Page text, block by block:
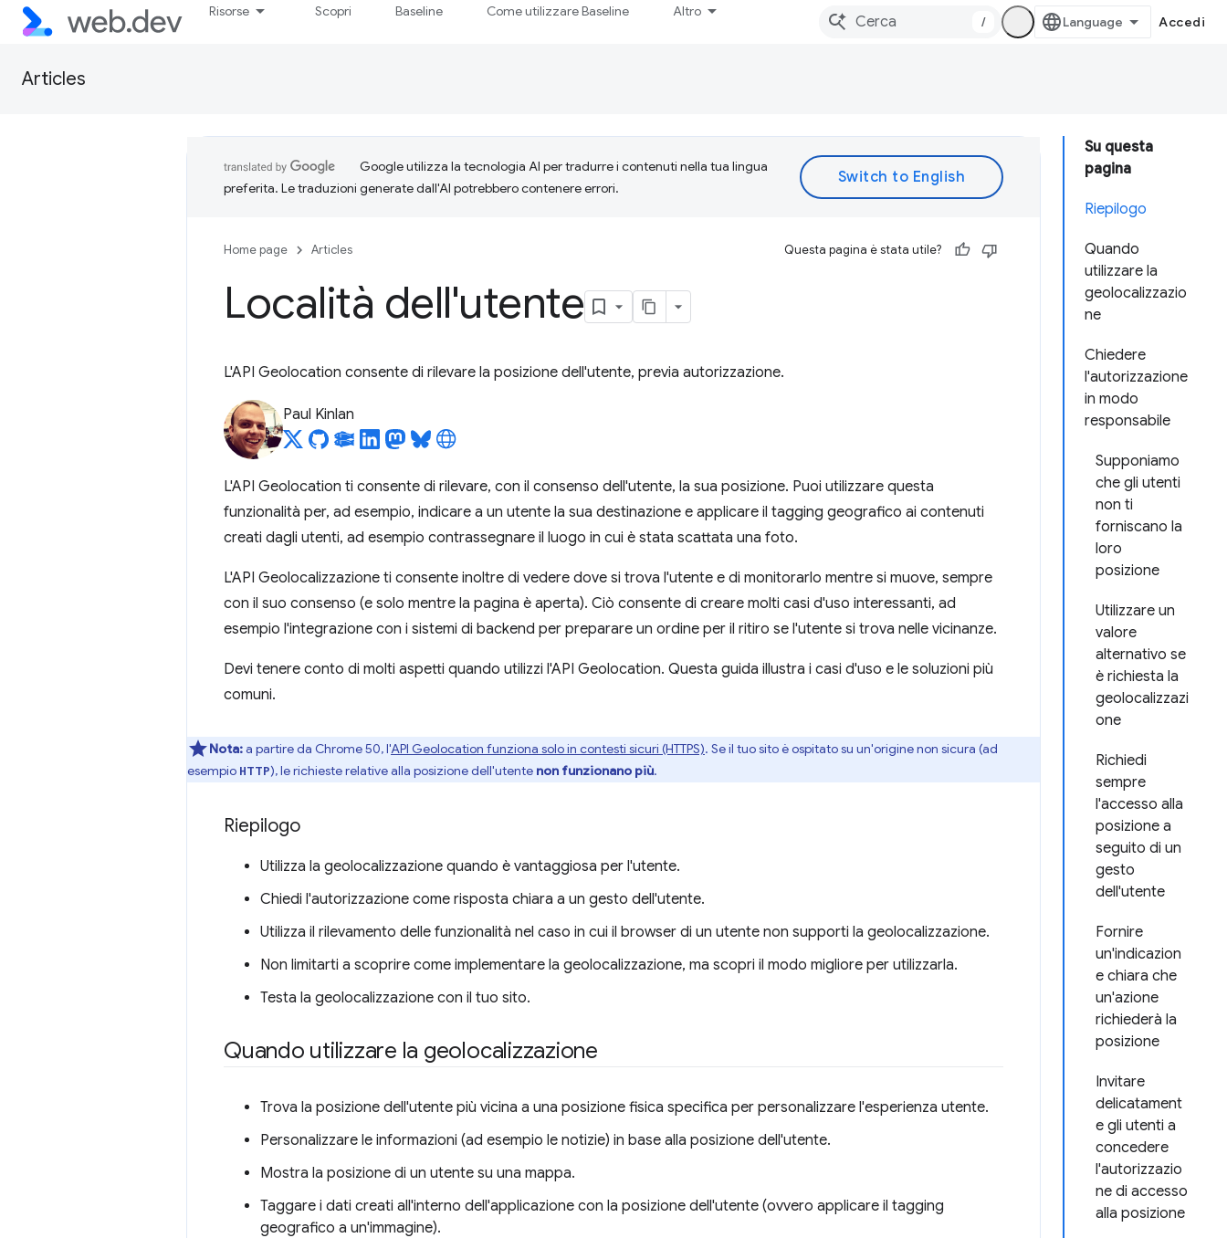
Risorse Scopri Baseline Come utilizzare Baseline Altro
/ Accedi
Articles
Su questa
pagina
Riepilogo
Quando
utilizzare la
geolocalizzazio
ne
Chiedere
l'autorizzazione
in modo
responsabile
Supponiamo
che gli utenti
non ti
forniscano la
loro
posizione
Utilizzare un
valore
alternativo se
è richiesta la
geolocalizzazi
one
Richiedi
sempre
l'accesso alla
posizione a
seguito di un
gesto
dell'utente
Fornire
un'indicazion
e chiara che
un'azione
richiederà la
posizione
Invitare
delicatament
e gli utenti a
concedere
l'autorizzazio
ne di accesso
alla posizione
Google utilizza la tecnologia AI per tradurre i contenuti nella tua lingua
preferita. Le traduzioni generate dall'AI potrebbero contenere errori.
Home page Articles Questa pagina è stata utile?
Località dell'utente
L'API Geolocation consente di rilevare la posizione dell'utente, previa autorizzazione.
Paul Kinlan
L'API Geolocation ti consente di rilevare, con il consenso dell'utente, la sua posizione. Puoi utilizzare questa
funzionalità per, ad esempio, indicare a un utente la sua destinazione e applicare il tagging geografico ai contenuti
creati dagli utenti, ad esempio contrassegnare il luogo in cui è stata scattata una foto.
L'API Geolocalizzazione ti consente inoltre di vedere dove si trova l'utente e di monitorarlo mentre si muove, sempre
con il suo consenso (e solo mentre la pagina è aperta). Ciò consente di creare molti casi d'uso interessanti, ad
esempio l'integrazione con i sistemi di backend per preparare un ordine per il ritiro se l'utente si trova nelle vicinanze.
Devi tenere conto di molti aspetti quando utilizzi l'API Geolocation. Questa guida illustra i casi d'uso e le soluzioni più
comuni.
Nota:a partire da Chrome 50, l'API Geolocation funziona solo in contesti sicuri (HTTPS). Se il tuo sito è ospitato su un'origine non sicura (ad
esempio HTTP), le richieste relative alla posizione dell'utente non funzionano più.
Riepilogo
Utilizza la geolocalizzazione quando è vantaggiosa per l'utente.
Chiedi l'autorizzazione come risposta chiara a un gesto dell'utente.
Utilizza il rilevamento delle funzionalità nel caso in cui il browser di un utente non supporti la geolocalizzazione.
Non limitarti a scoprire come implementare la geolocalizzazione, ma scopri il modo migliore per utilizzarla.
Testa la geolocalizzazione con il tuo sito.
Quando utilizzare la geolocalizzazione
Trova la posizione dell'utente più vicina a una posizione fisica specifica per personalizzare l'esperienza utente.
Personalizzare le informazioni (ad esempio le notizie) in base alla posizione dell'utente.
Mostra la posizione di un utente su una mappa.
Taggare i dati creati all'interno dell'applicazione con la posizione dell'utente (ovvero applicare il tagging
geografico a un'immagine).